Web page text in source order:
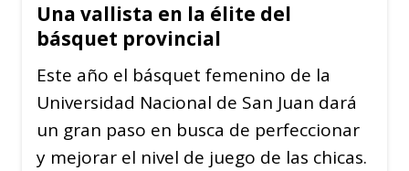
Una vallista en la élite del
básquet provincial
Este año el básquet femenino de la
Universidad Nacional de San Juan dará
un gran paso en busca de perfeccionar
y mejorar el nivel de juego de las chicas.